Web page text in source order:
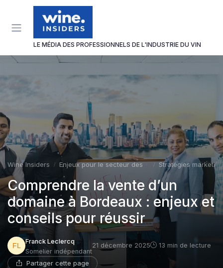
LE MÉDIA DES PROFESSIONNELS DE L'INDUSTRIE DU VIN
Wine Insiders Enjeux pour le secteur des vins et spiritueux Stratégies marketing
Comprendre la vente d’un
domaine à Bordeaux : enjeux et
conseils pour réussir
Franck Leclercq
Somelier indépendant
21 décembre 2025 13 min de lecture
Partager cette page
Panneau de gestion des cookies